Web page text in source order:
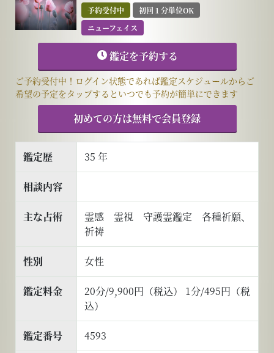
予約受付中
初回１分単位OK
ニューフェイス
鑑定を予約する
ご予約受付中！ログイン状態であれば鑑定スケジュールからご
希望の予定をタップするといつでも予約が簡単にできます
初めての方は無料で会員登録
鑑定歴 35 年
相談内容
主な占術
霊感 霊視 守護霊鑑定 各種祈願、
祈祷
性別 女性
鑑定料金
20分/9,900円（税込） 1分/495円（税
込）
鑑定番号 4593